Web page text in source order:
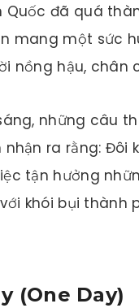
Quốc đã quá
mang một sức
nồng hậu, chân
những câu
ra rằng:
tận hưởng
khói bụi thành
(One Day)